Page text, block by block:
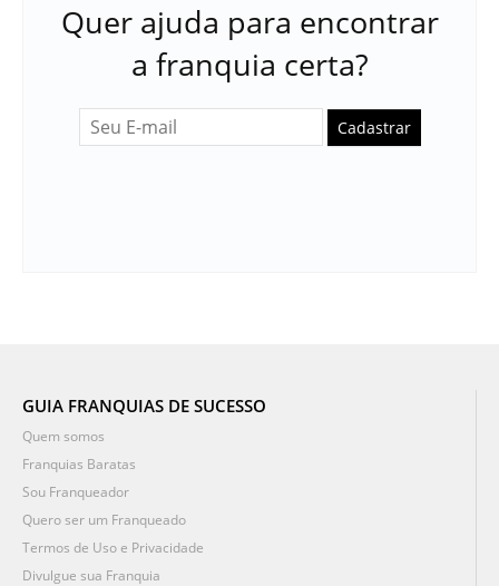
Quer ajuda para encontrar
a franquia certa?
Cadastrar
GUIA FRANQUIAS DE SUCESSO
Quem somos
Franquias Baratas
Sou Franqueador
Quero ser um Franqueado
Termos de Uso e Privacidade
Divulgue sua Franquia